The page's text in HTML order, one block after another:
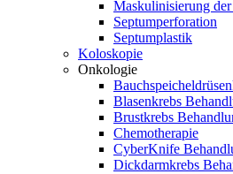
Maskulinisierung
Septumperforation
Septumplastik
Koloskopie
Onkologie
Blasenkrebs
Brustkrebs
Chemotherapie
CyberKnife
Dickdarmkrebs